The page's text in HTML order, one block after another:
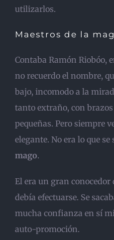
utilizarlos.
Maestros de la
Contaba Ramón Riobóo,
no recuerdo el nombre,
bajo, incomodo a la
tanto extraño, con
pequeñas. Pero siempre
elegante. No era lo que
mago.
El era un gran conocedor
debía efectuarse. Se
mucha confianza en sí
auto-promoción.